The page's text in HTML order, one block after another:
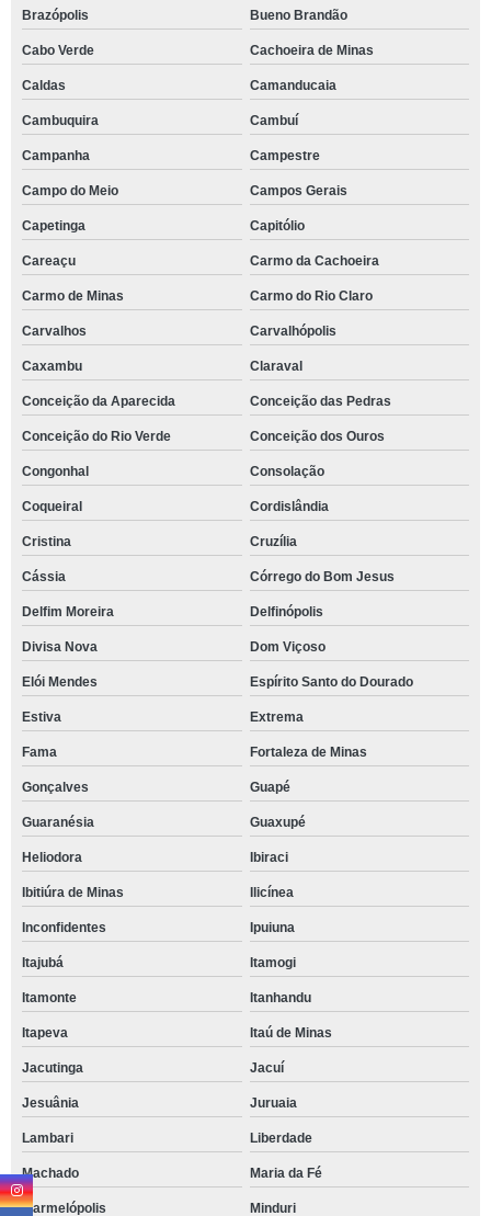
Brazópolis Bueno Brandão
Cabo Verde Cachoeira de Minas
Caldas Camanducaia
Cambuquira Cambuí
Campanha Campestre
Campo do Meio Campos Gerais
Capetinga Capitólio
Careaçu Carmo da Cachoeira
Carmo de Minas Carmo do Rio Claro
Carvalhos Carvalhópolis
Caxambu Claraval
Conceição da Aparecida Conceição das Pedras
Conceição do Rio Verde Conceição dos Ouros
Congonhal Consolação
Coqueiral Cordislândia
Cristina Cruzília
Cássia Córrego do Bom Jesus
Delfim Moreira Delfinópolis
Divisa Nova Dom Viçoso
Elói Mendes Espírito Santo do Dourado
Estiva Extrema
Fama Fortaleza de Minas
Gonçalves Guapé
Guaranésia Guaxupé
Heliodora Ibiraci
Ibitiúra de Minas Ilicínea
Inconfidentes Ipuiuna
Itajubá Itamogi
Itamonte Itanhandu
Itapeva Itaú de Minas
Jacutinga Jacuí
Jesuânia Juruaia
Lambari Liberdade
Machado Maria da Fé
Marmelópolis Minduri